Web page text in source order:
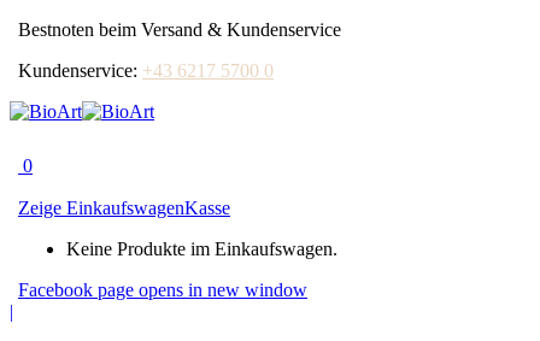
Bestnoten beim Versand & Kundenservice
Kundenservice: +43 6217 5700 0
0
Zeige EinkaufswagenKasse
Keine Produkte im Einkaufswagen.
Facebook page opens in new window
|